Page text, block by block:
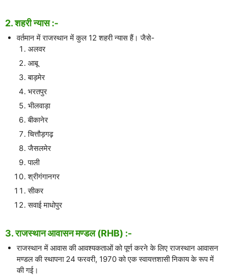
2. शहरी न्यास :-
वर्तमान में राजस्थान में कुल 12 शहरी न्यास हैं। जैसे-
अलवर
आबू
बाड़मेर
भरतपुर
भीलवाड़ा
बीकानेर
चित्तौड़गढ़
जैसलमेर
पाली
श्रीगंगानगर
सीकर
सवाई माधोपुर
3. राजस्थान आवासन मण्डल (RHB) :-
राजस्थान में आवास की आवश्यकताओं को पूर्ण करने के लिए राजस्थान आवासन
मण्डल की स्थापना 24 फरवरी, 1970 को एक स्वायत्तशासी निकाय के रूप में
की गई।